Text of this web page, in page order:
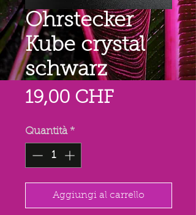
Ohrstecker
Kube crystal
schwarz
19,00 CHFPrezzo
Quantità *
Aggiungi al carrello